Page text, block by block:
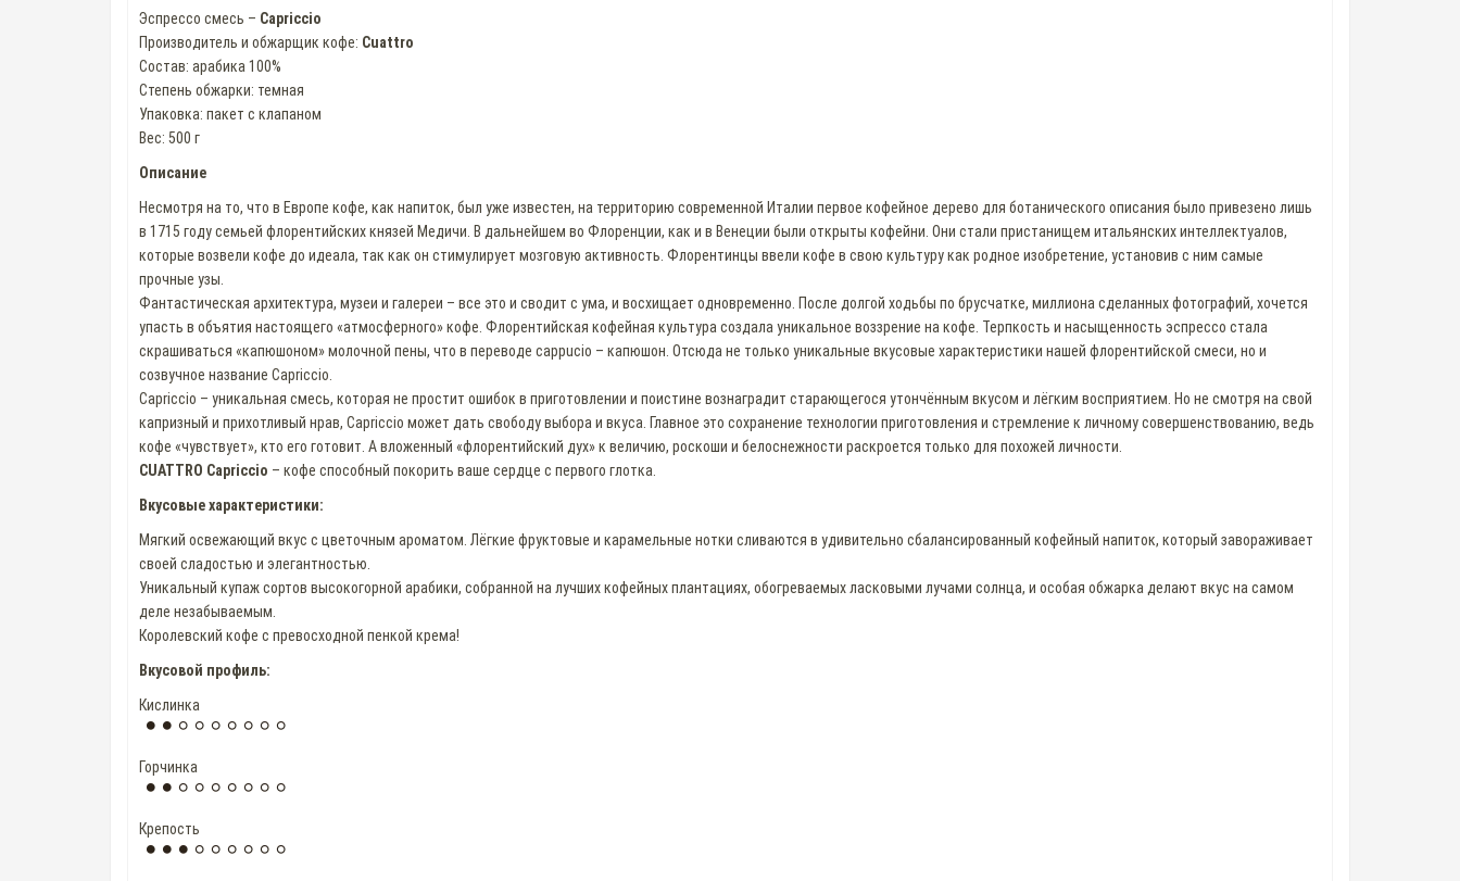
Эспрессо смесь – Capriccio
Производитель и обжарщик кофе: Cuattro
Состав: арабика 100%
Степень обжарки: темная
Упаковка: пакет с клапаном
Вес: 500 г
Описание
Несмотря на то, что в Европе кофе, как напиток, был уже известен, на территорию современной Италии первое кофейное дерево для ботанического описания было привезено лишь
в 1715 году семьей флорентийских князей Медичи. В дальнейшем во Флоренции, как и в Венеции были открыты кофейни. Они стали пристанищем итальянских интеллектуалов,
которые возвели кофе до идеала, так как он стимулирует мозговую активность. Флорентинцы ввели кофе в свою культуру как родное изобретение, установив с ним самые
прочные узы.
Фантастическая архитектура, музеи и галереи – все это и сводит с ума, и восхищает одновременно. После долгой ходьбы по брусчатке, миллиона сделанных фотографий, хочется
упасть в объятия настоящего «атмосферного» кофе. Флорентийская кофейная культура создала уникальное воззрение на кофе. Терпкость и насыщенность эспрессо стала
скрашиваться «капюшоном» молочной пены, что в переводе cappucio – капюшон. Отсюда не только уникальные вкусовые характеристики нашей флорентийской смеси, но и
созвучное название Capriccio.
Capriccio – уникальная смесь, которая не простит ошибок в приготовлении и поистине вознаградит старающегося утончённым вкусом и лёгким восприятием. Но не смотря на свой
капризный и прихотливый нрав, Capriccio может дать свободу выбора и вкуса. Главное это сохранение технологии приготовления и стремление к личному совершенствованию, ведь
кофе «чувствует», кто его готовит. А вложенный «флорентийский дух» к величию, роскоши и белоснежности раскроется только для похожей личности.
CUATTRO Capriccio – кофе способный покорить ваше сердце с первого глотка.
Вкусовые характеристики:
Мягкий освежающий вкус с цветочным ароматом. Лёгкие фруктовые и карамельные нотки сливаются в удивительно сбалансированный кофейный напиток, который завораживает
своей сладостью и элегантностью.
Уникальный купаж сортов высокогорной арабики, собранной на лучших кофейных плантациях, обогреваемых ласковыми лучами солнца, и особая обжарка делают вкус на самом
деле незабываемым.
Королевский кофе с превосходной пенкой крема!
Вкусовой профиль:
Кислинка
Горчинка
Крепость